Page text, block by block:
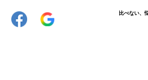
比べない、